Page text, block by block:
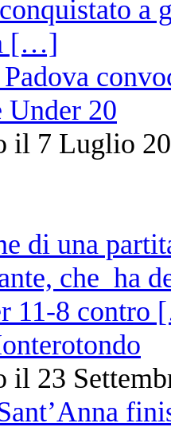
20
il 7 Luglio
il 23